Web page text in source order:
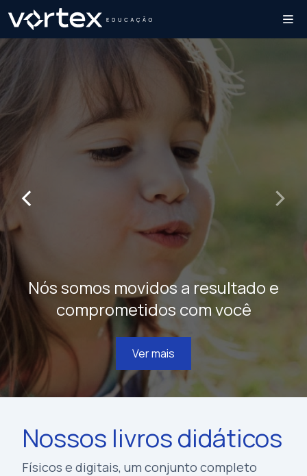
Nós somos movidos a resultado e
comprometidos com você
Ver mais
‹ ›
Nossos livros didáticos
Físicos e digitais, um conjunto completo